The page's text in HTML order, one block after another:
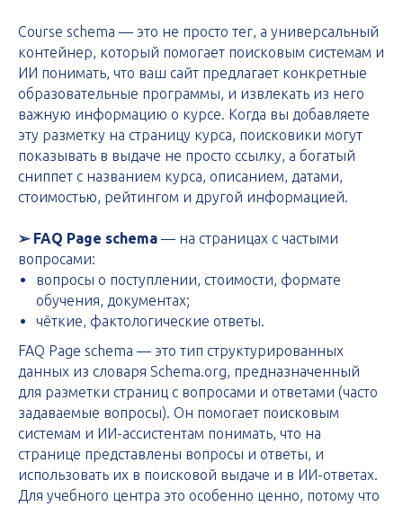
Course schema — это не просто тег, а универсальный
контейнер, который помогает поисковым системам и
ИИ понимать, что ваш сайт предлагает конкретные
образовательные программы, и извлекать из него
важную информацию о курсе. Когда вы добавляете
эту разметку на страницу курса, поисковики могут
показывать в выдаче не просто ссылку, а богатый
сниппет с названием курса, описанием, датами,
стоимостью, рейтингом и другой информацией.
➢ FAQ Page schema — на страницах с частыми
вопросами:
вопросы о поступлении, стоимости, формате
обучения, документах;
чёткие, фактологические ответы.
FAQ Page schema — это тип структурированных
данных из словаря Schema.org, предназначенный
для разметки страниц с вопросами и ответами (часто
задаваемые вопросы). Он помогает поисковым
системам и ИИ-ассистентам понимать, что на
странице представлены вопросы и ответы, и
использовать их в поисковой выдаче и в ИИ-ответах.
Для учебного центра это особенно ценно, потому что